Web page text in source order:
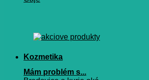
Kozmetika
Mám problém s...